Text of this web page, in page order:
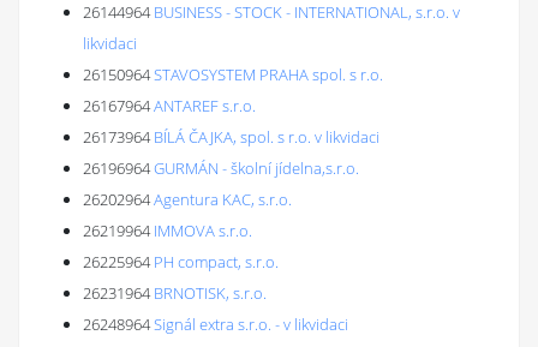
26144964 BUSINESS - STOCK - INTERNATIONAL, s.r.o. v
likvidaci
26150964STAVOSYSTEM PRAHA spol. s r.o.
26167964ANTAREF s.r.o.
26173964 BÍLÁ ČAJKA, spol. s r.o. v likvidaci
26196964GURMÁN - školní jídelna,s.r.o.
26202964Agentura KAC, s.r.o.
26219964 IMMOVA s.r.o.
26225964 PH compact, s.r.o.
26231964 BRNOTISK, s.r.o.
26248964Signál extra s.r.o. - v likvidaci